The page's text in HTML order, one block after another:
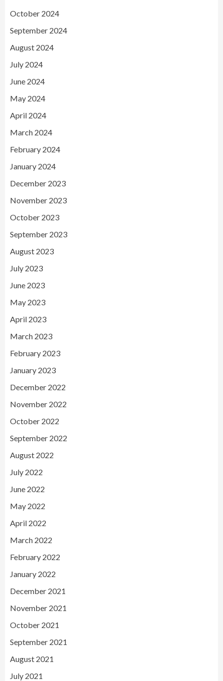
October 2024
September 2024
August 2024
July 2024
June 2024
May 2024
April 2024
March 2024
February 2024
January 2024
December 2023
November 2023
October 2023
September 2023
August 2023
July 2023
June 2023
May 2023
April 2023
March 2023
February 2023
January 2023
December 2022
November 2022
October 2022
September 2022
August 2022
July 2022
June 2022
May 2022
April 2022
March 2022
February 2022
January 2022
December 2021
November 2021
October 2021
September 2021
August 2021
July 2021